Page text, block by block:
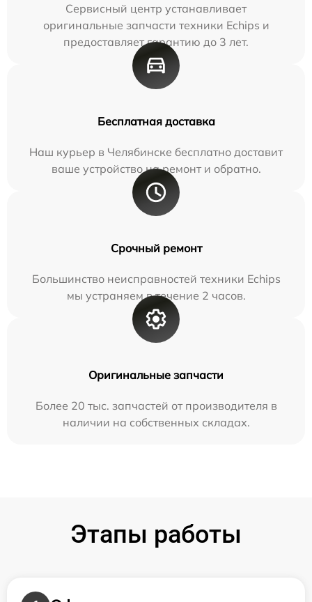
Сервисный центр устанавливает
оригинальные запчасти техники Echips и
предоставляет гарантию до 3 лет.
Бесплатная доставка
Наш курьер в Челябинске бесплатно доставит
ваше устройство на ремонт и обратно.
Срочный ремонт
Большинство неисправностей техники Echips
мы устраняем в течение 2 часов.
Оригинальные запчасти
Более 20 тыс. запчастей от производителя в
наличии на собственных складах.
Этапы работы